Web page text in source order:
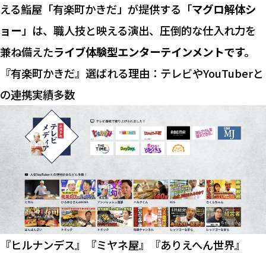
える鮨屋「有楽町かきだ」が提供する「マグロ解体シ
ョー 」は、職人技と映える演出、圧倒的な仕入れ力を
兼ね備えたライブ体験型エンターテインメントです。
『有楽町かきだ』選ばれる理由：テレビやYouTuberと
の連携実績多数
『ヒルナンデス』『ミヤネ屋』『ありえへん世界』